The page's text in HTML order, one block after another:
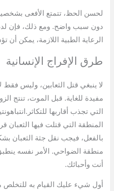
لحسن الحظ، تتمتع الأفعى بشخصية
دون سبب واضح. ومع ذلك، فإن
الرعاية الطبية اللازمة، يمكن
طرق الإفراج الإنسانية
لا ينبغي قتل الثعابين، وليس
مفيدة للغاية. قبل الموت، تنتج
التي تجذب أقاربها
المنطقة التي قتلت فيها الثعبان
بالفعل، فيجب نقل جثة الثعبان
منطقة الضواحي. الأمر نفسه
أنت وأحبائك.
أول شيء عليك القيام به للتخلص